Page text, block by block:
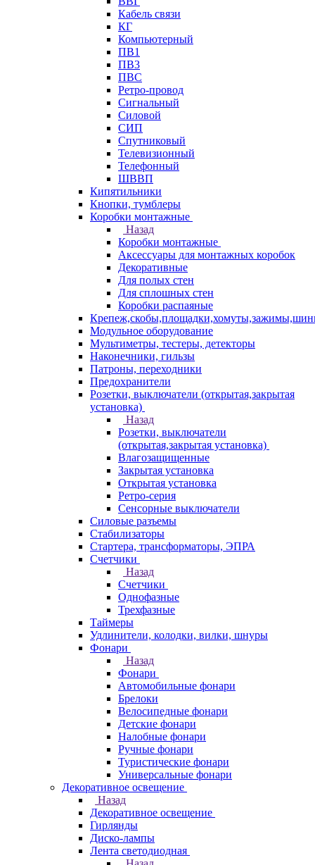
Кабель связи
КГ
Компьютерный
ПВ1
ПВ3
ПВС
Ретро-провод
Сигнальный
Силовой
СИП
Спутниковый
Телевизионный
Телефонный
ШВВП
Кипятильники
Кнопки, тумблеры
Коробки монтажные
Назад
Коробки монтажные
Аксессуары для монтажных коробок
Декоративные
Для полых стен
Для сплошных стен
Коробки распаяные
Модульное оборудование
Мультиметры, тестеры, детекторы
Наконечники, гильзы
Патроны, переходники
Предохранители
Розетки, выключатели (открытая,закрытая
установка)
Назад
Розетки, выключатели
(открытая,закрытая установка)
Влагозащищенные
Закрытая установка
Открытая установка
Ретро-серия
Сенсорные выключатели
Силовые разъемы
Стабилизаторы
Стартера, трансформаторы, ЭПРА
Счетчики
Назад
Счетчики
Однофазные
Трехфазные
Таймеры
Удлинители, колодки, вилки, шнуры
Фонари
Назад
Фонари
Автомобильные фонари
Брелоки
Велосипедные фонари
Детские фонари
Налобные фонари
Ручные фонари
Туристические фонари
Универсальные фонари
Декоративное освещение
Назад
Декоративное освещение
Гирлянды
Диско-лампы
Лента светодиодная